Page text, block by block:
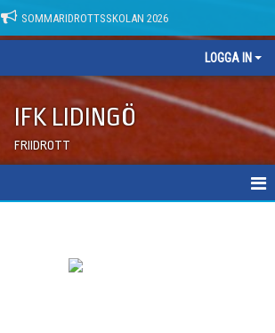
SOMMARIDROTTSSKOLAN 2026
LOGGA IN
IFK LIDINGÖ
FRIIDROTT